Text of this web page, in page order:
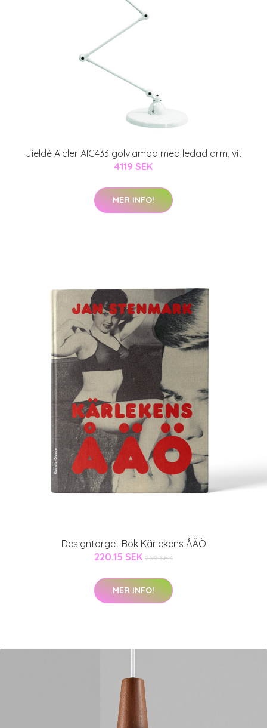
Jieldé Aicler AIC433 golvlampa med ledad arm, vit
4119 SEK
MER INFO!
Designtorget Bok Kärlekens ÅÄÖ
220.15 SEK 259 SEK
MER INFO!